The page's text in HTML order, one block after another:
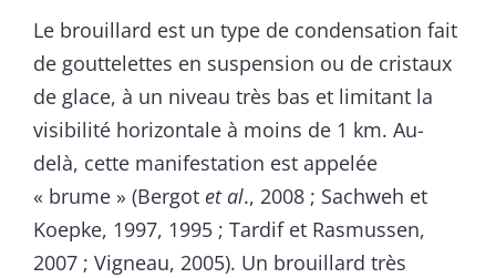
Le brouillard est un type de condensation fait
de gouttelettes en suspension ou de cristaux
de glace, à un niveau très bas et limitant la
visibilité horizontale à moins de 1 km. Au-
delà, cette manifestation est appelée
« brume » (Bergot et al., 2008 ; Sachweh et
Koepke, 1997, 1995 ; Tardif et Rasmussen,
2007 ; Vigneau, 2005). Un brouillard très